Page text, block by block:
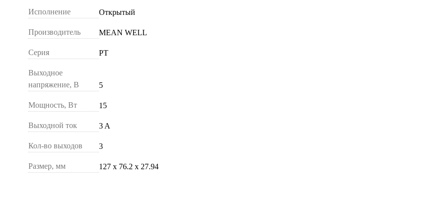
Исполнение Открытый
Производитель MEAN WELL
Серия PT
Выходное
напряжение, В
5
Мощность, Вт 15
Выходной ток 3 A
Кол-во выходов 3
Размер, мм 127 х 76.2 х 27.94